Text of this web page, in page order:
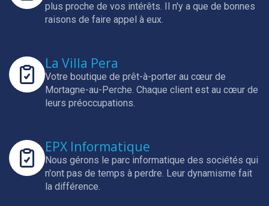
plus proche de vos intérêts. Il n'y a que de bonnes
raisons de faire appel à eux.
La Villa Pera
Votre boutique de prêt-à-porter au cœur de
Mortagne-au-Perche. Chaque client est au cœur de
leurs préoccupations.
EPX Informatique
Nous gérons le parc informatique des sociétés qui
n'ont pas de temps à perdre. Leur dynamisme fait
la différence.